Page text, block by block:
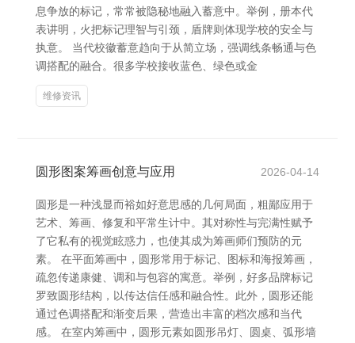
息争放的标记，常常被隐秘地融入蓄意中。举例，册本代
表讲明，火把标记理智与引颈，盾牌则体现学校的安全与
执意。 当代校徽蓄意趋向于从简立场，强调线条畅通与色
调搭配的融合。很多学校接收蓝色、绿色或金
维修资讯
圆形图案筹画创意与应用 2026-04-14
圆形是一种浅显而裕如好意思感的几何局面，粗鄙应用于
艺术、筹画、修复和平常生计中。其对称性与完满性赋予
了它私有的视觉眩惑力，也使其成为筹画师们预防的元
素。 在平面筹画中，圆形常用于标记、图标和海报筹画，
疏忽传递康健、调和与包容的寓意。举例，好多品牌标记
罗致圆形结构，以传达信任感和融合性。此外，圆形还能
通过色调搭配和渐变后果，营造出丰富的档次感和当代
感。 在室内筹画中，圆形元素如圆形吊灯、圆桌、弧形墙